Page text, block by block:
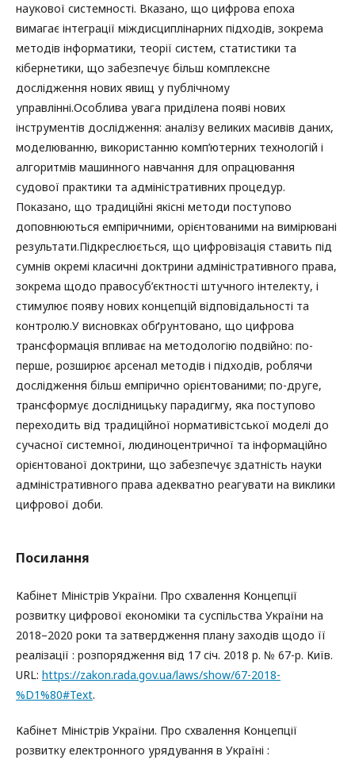
наукової системності. Вказано, що цифрова епоха
вимагає інтеграції міждисциплінарних підходів, зокрема
методів інформатики, теорії систем, статистики та
кібернетики, що забезпечує більш комплексне
дослідження нових явищ у публічному
управлінні.Особлива увага приділена появі нових
інструментів дослідження: аналізу великих масивів даних,
моделюванню, використанню комп’ютерних технологій і
алгоритмів машинного навчання для опрацювання
судової практики та адміністративних процедур.
Показано, що традиційні якісні методи поступово
доповнюються емпіричними, орієнтованими на вимірювані
результати.Підкреслюється, що цифровізація ставить під
сумнів окремі класичні доктрини адміністративного права,
зокрема щодо правосуб’єктності штучного інтелекту, і
стимулює появу нових концепцій відповідальності та
контролю.У висновках обґрунтовано, що цифрова
трансформація впливає на методологію подвійно: по-
перше, розширює арсенал методів і підходів, роблячи
дослідження більш емпірично орієнтованими; по-друге,
трансформує дослідницьку парадигму, яка поступово
переходить від традиційної нормативістської моделі до
сучасної системної, людиноцентричної та інформаційно
орієнтованої доктрини, що забезпечує здатність науки
адміністративного права адекватно реагувати на виклики
цифрової доби.
Посилання
Кабінет Міністрів України. Про схвалення Концепції
розвитку цифрової економіки та суспільства України на
2018–2020 роки та затвердження плану заходів щодо її
реалізації : розпорядження від 17 січ. 2018 р. № 67-р. Київ.
URL: https://zakon.rada.gov.ua/laws/show/67-2018-
%D1%80#Text.
Кабінет Міністрів України. Про схвалення Концепції
розвитку електронного урядування в Україні :